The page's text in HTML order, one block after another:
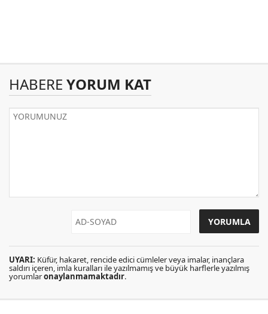
HABERE YORUM KAT
UYARI: Küfür, hakaret, rencide edici cümleler veya imalar, inançlara
saldırı içeren, imla kuralları ile yazılmamış ve büyük harflerle yazılmış
yorumlaronaylanmamaktadır.